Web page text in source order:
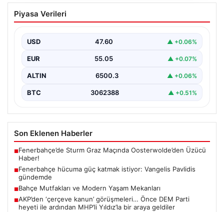
Fenerbahçe hücuma güç katmak
istiyor: Vangelis Pavlidis gündemde
sorununun çözümü için farklı alternatifleri masaya
yatırıyor. Sarı-lacivertli…
Piyasa Verileri
USD 47.60 ▲ +0.06%
EUR 55.05 ▲ +0.07%
ALTIN 6500.3 ▲ +0.06%
BTC 3062388 ▲ +0.51%
Son Eklenen Haberler
■Fenerbahçe’de Sturm Graz Maçında Oosterwolde’den Üzücü
Haber!
■Fenerbahçe hücuma güç katmak istiyor: Vangelis Pavlidis
gündemde
■Bahçe Mutfakları ve Modern Yaşam Mekanları
■AKP’den ‘çerçeve kanun’ görüşmeleri… Önce DEM Parti
heyeti ile ardından MHP’li Yıldız’la bir araya geldiler